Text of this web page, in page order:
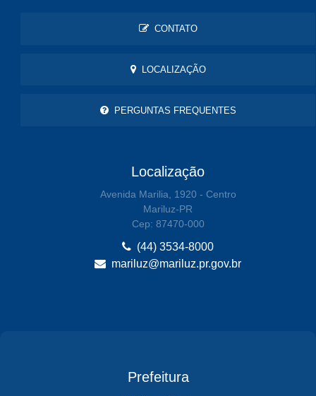
CONTATO
LOCALIZAÇÃO
PERGUNTAS FREQUENTES
Localização
Avenida Marilia, 1920 - Centro
Mariluz-PR
Cep: 87470-000
(44) 3534-8000
mariluz@mariluz.pr.gov.br
Prefeitura